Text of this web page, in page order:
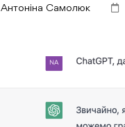
Антоніна Самолюк